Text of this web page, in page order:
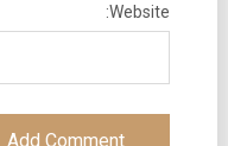
Website: